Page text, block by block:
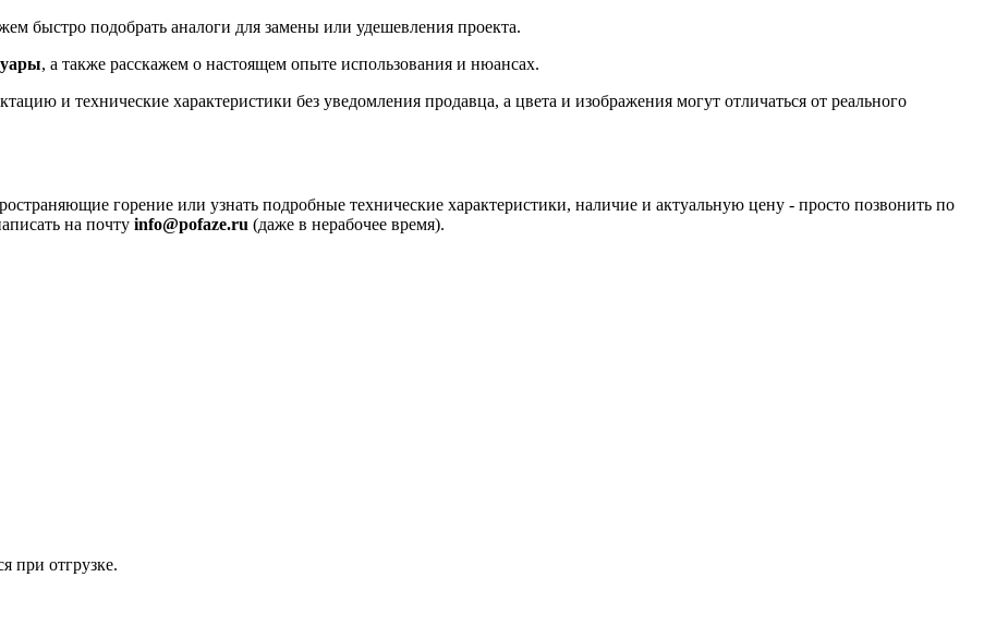
быстро подобрать аналоги для замены или удешевления проекта.
, а также расскажем о настоящем опыте использования и нюансах.
и технические характеристики без уведомления продавца, а цвета и изображения могут отличаться от реального
горение или узнать подробные технические характеристики, наличие и актуальную цену - просто позвонить по
на почту info@pofaze.ru (даже в нерабочее время).
при отгрузке.